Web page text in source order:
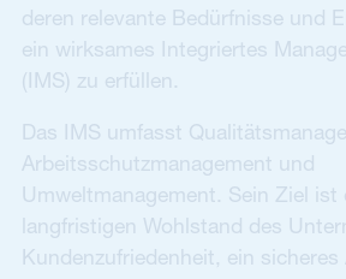
deren relevante Bedürfnisse und
ein wirksames Integriertes
(IMS) zu erfüllen.
Das IMS umfasst
Arbeitsschutzmanagement und
Umweltmanagement. Sein Ziel ist
langfristigen Wohlstand des
Kundenzufriedenheit, ein